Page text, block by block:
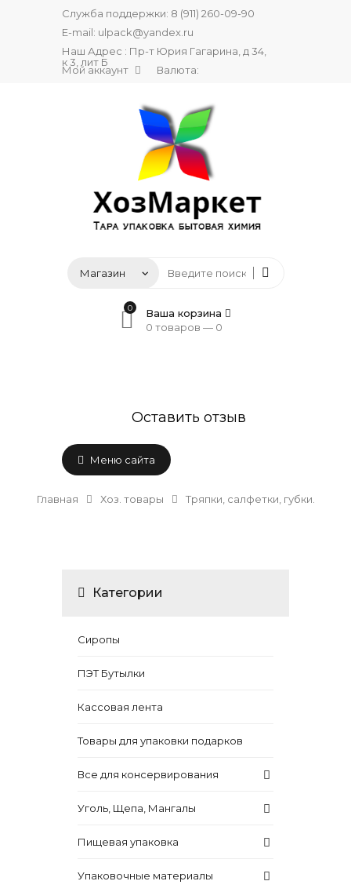
Служба поддержки: 8 (911) 260-09-90
E-mail: ulpack@yandex.ru
Наш Адрес : Пр-т Юрия Гагарина, д 34,
к 3, лит Б
Мой аккаунт Валюта:
0
Ваша корзина
0 товаров — 0
Оставить отзыв
Меню сайта
Главная Хоз. товары Тряпки, салфетки, губки.
Категории
Сиропы
ПЭТ Бутылки
Кассовая лента
Товары для упаковки подарков
Все для консервирования
Уголь, Щепа, Мангалы
Пищевая упаковка
Упаковочные материалы